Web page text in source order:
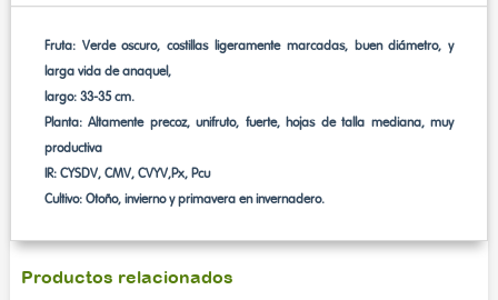
Fruta: Verde oscuro, costillas ligeramente marcadas, buen diámetro, y
larga vida de anaquel,
largo: 33-35 cm.
Planta: Altamente precoz, unifruto, fuerte, hojas de talla mediana, muy
productiva
IR: CYSDV, CMV, CVYV,Px, Pcu
Cultivo: Otoño, invierno y primavera en invernadero.
Productos relacionados